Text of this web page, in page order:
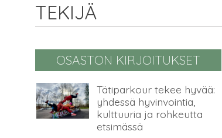
TEKIJÄ
OSASTON KIRJOITUKSET
Tätiparkour tekee hyvää:
yhdessä hyvinvointia,
kulttuuria ja rohkeutta
etsimässä